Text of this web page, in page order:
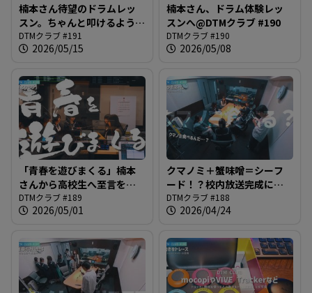
楠本さん待望のドラムレッ
スン。ちゃんと叩けるように
なるのか？＠DTMクラブ
#191
DTMクラブ #191
2026/05/15
楠本さん、ドラム体験レッ
スンへ@DTMクラブ #190
DTMクラブ #190
2026/05/08
「青春を遊びまくる」楠本
さんから高校生へ至言を届
ける「るりラジ」完成＠
DTMクラブ
DTMクラブ #189
2026/05/01
クマノミ＋蟹味噌＝シーフ
ード！？校内放送完成に向
けての会議の予定が日常女
子トークのような様相に＠
DTMクラブ #188
2026/04/24